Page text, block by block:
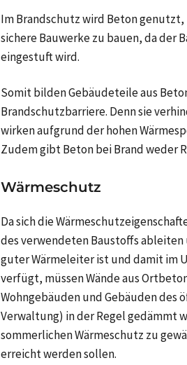
Im Brandschutz wird Beton
sichere Bauwerke zu bauen, da der
eingestuft wird.
Somit bilden Gebäudeteile aus
Brandschutzbarriere. Denn sie
wirken aufgrund der hohen
Zudem gibt Beton bei Brand weder
Wärmeschutz
Da sich die
des verwendeten Baustoffs
guter Wärmeleiter ist und damit im
verfügt, müssen Wände aus
Wohngebäuden und Gebäuden des
Verwaltung) in der Regel gedämmt
sommerlichen Wärmeschutz zu
erreicht werden sollen.